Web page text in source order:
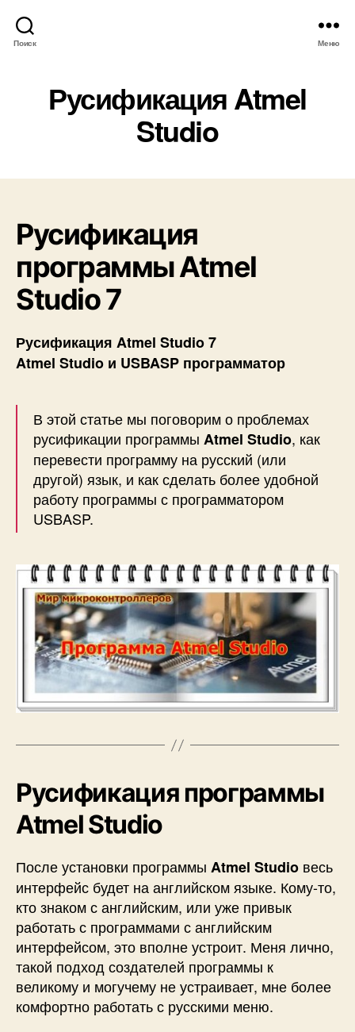
Поиск Меню
Русификация Atmel
Studio
Русификация
программы Atmel
Studio 7
Русификация Atmel Studio 7
Atmel Studio и USBASP программатор
В этой статье мы поговорим о проблемах
русификации программы Atmel Studio, как
перевести программу на русский (или
другой) язык, и как сделать более удобной
работу программы с программатором
USBASP.
Русификация программы
Atmel Studio
После установки программы Atmel Studio весь
интерфейс будет на английском языке. Кому-то,
кто знаком с английским, или уже привык
работать с программами с английским
интерфейсом, это вполне устроит. Меня лично,
такой подход создателей программы к
великому и могучему не устраивает, мне более
комфортно работать с русскими меню.